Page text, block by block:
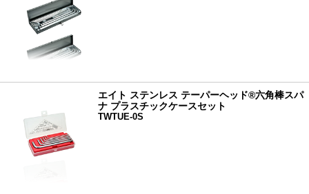
エイト ステンレス テーパーヘッド®六角棒スパ
ナ プラスチックケースセット
TWTUE-0S